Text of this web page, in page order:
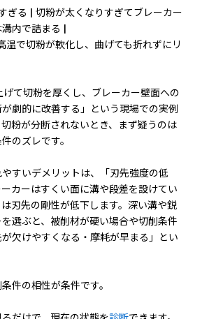
ぎる | 切粉が太くなりすぎてブレーカー
内で詰まる |
温で切粉が軟化し、曲げても折れずにリ
げて切粉を厚くし、ブレーカー壁面への
劇的に改善する」という現場での実例
粉が分断されないとき、まず疑うのは
のズレです。
すいデメリットは、「刃先強度の低
カーはすくい面に溝や段差を設けてい
刃先の剛性が低下します。深い溝や鋭
選ぶと、被削材が硬い場合や切削条件
欠けやすくなる・摩耗が早まる」とい
件の相性が条件です。